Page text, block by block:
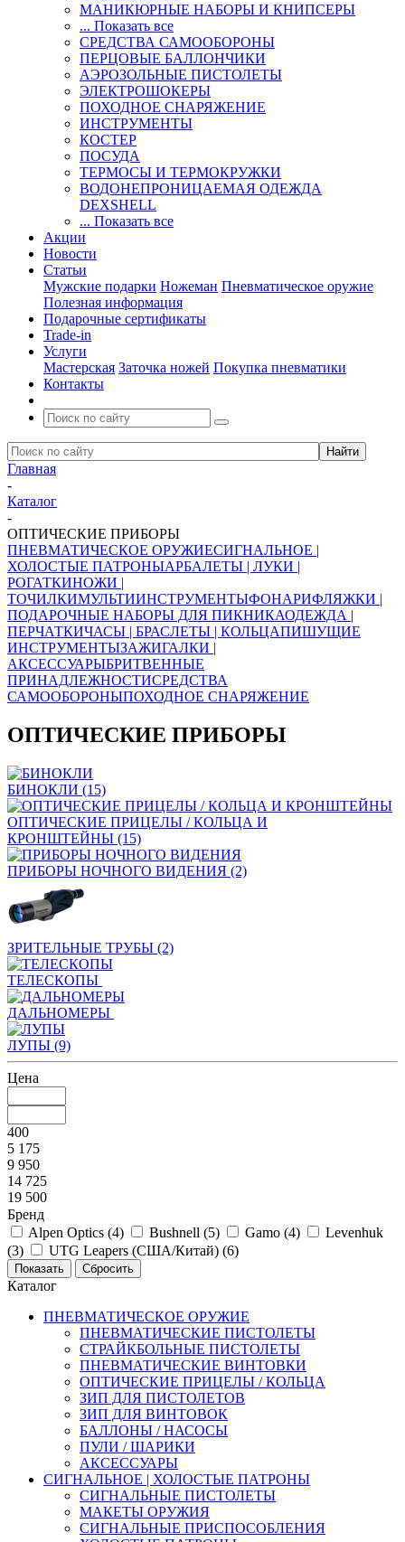
МАНИКЮРНЫЕ НАБОРЫ И КНИПСЕРЫ
... Показать все
СРЕДСТВА САМООБОРОНЫ
ПЕРЦОВЫЕ БАЛЛОНЧИКИ
АЭРОЗОЛЬНЫЕ ПИСТОЛЕТЫ
ЭЛЕКТРОШОКЕРЫ
ПОХОДНОЕ СНАРЯЖЕНИЕ
ИНСТРУМЕНТЫ
КОСТЕР
ПОСУДА
ТЕРМОСЫ И ТЕРМОКРУЖКИ
ВОДОНЕПРОНИЦАЕМАЯ ОДЕЖДА
DEXSHELL
... Показать все
Акции
Новости
Статьи
Мужские подарки Ножеман Пневматическое оружие
Полезная информация
Подарочные сертификаты
Trade-in
Услуги
Мастерская Заточка ножей Покупка пневматики
Контакты
Главная
-
Каталог
-
ОПТИЧЕСКИЕ ПРИБОРЫ
ПНЕВМАТИЧЕСКОЕ ОРУЖИЕСИГНАЛЬНОЕ |
ХОЛОСТЫЕ ПАТРОНЫАРБАЛЕТЫ | ЛУКИ |
РОГАТКИНОЖИ |
ТОЧИЛКИМУЛЬТИИНСТРУМЕНТЫФОНАРИФЛЯЖКИ |
ПОДАРОЧНЫЕ НАБОРЫ ДЛЯ ПИКНИКАОДЕЖДА |
ПЕРЧАТКИЧАСЫ | БРАСЛЕТЫ | КОЛЬЦАПИШУЩИЕ
ИНСТРУМЕНТЫЗАЖИГАЛКИ |
АКСЕССУАРЫБРИТВЕННЫЕ
ПРИНАДЛЕЖНОСТИСРЕДСТВА
САМООБОРОНЫПОХОДНОЕ СНАРЯЖЕНИЕ
ОПТИЧЕСКИЕ ПРИБОРЫ
БИНОКЛИ (15)
ОПТИЧЕСКИЕ ПРИЦЕЛЫ / КОЛЬЦА И
КРОНШТЕЙНЫ (15)
ПРИБОРЫ НОЧНОГО ВИДЕНИЯ (2)
ЗРИТЕЛЬНЫЕ ТРУБЫ (2)
ТЕЛЕСКОПЫ
ДАЛЬНОМЕРЫ
ЛУПЫ (9)
Цена
400
5 175
9 950
14 725
19 500
Бренд
Alpen Optics (4) Bushnell (5) Gamo (4)
Levenhuk
(3) UTG Leapers (США/Китай) (6)
Каталог
ПНЕВМАТИЧЕСКОЕ ОРУЖИЕ
ПНЕВМАТИЧЕСКИЕ ПИСТОЛЕТЫ
СТРАЙКБОЛЬНЫЕ ПИСТОЛЕТЫ
ПНЕВМАТИЧЕСКИЕ ВИНТОВКИ
ОПТИЧЕСКИЕ ПРИЦЕЛЫ / КОЛЬЦА
ЗИП ДЛЯ ПИСТОЛЕТОВ
ЗИП ДЛЯ ВИНТОВОК
БАЛЛОНЫ / НАСОСЫ
ПУЛИ / ШАРИКИ
АКСЕССУАРЫ
СИГНАЛЬНОЕ | ХОЛОСТЫЕ ПАТРОНЫ
СИГНАЛЬНЫЕ ПИСТОЛЕТЫ
МАКЕТЫ ОРУЖИЯ
СИГНАЛЬНЫЕ ПРИСПОСОБЛЕНИЯ